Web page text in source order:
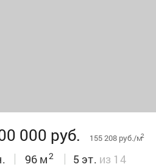
000 руб. 155 208 руб./м2
96 м2 5 эт. из 14